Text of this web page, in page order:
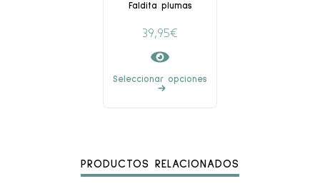
Faldita plumas
39,95€
Seleccionar opciones
PRODUCTOS RELACIONADOS